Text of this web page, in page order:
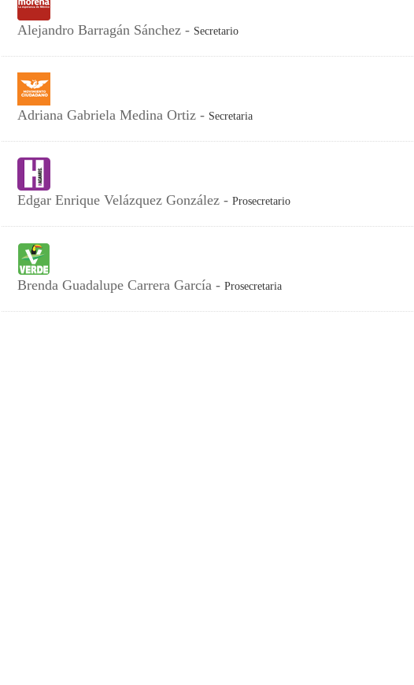
Alejandro Barragán Sánchez - Secretario
Adriana Gabriela Medina Ortiz - Secretaria
Edgar Enrique Velázquez González - Prosecretario
Brenda Guadalupe Carrera García - Prosecretaria